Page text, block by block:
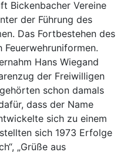
Bickenbacher Vereine
der Führung des
Das Fortbestehen des
Hans Wiegand
der Freiwilligen
schon damals
dass der Name
sich zu einem
sich 1973 Erfolge
„Grüße aus